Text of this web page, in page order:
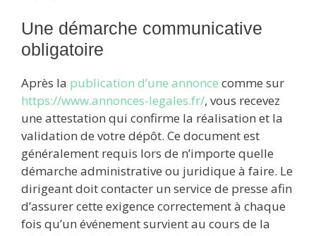
Une démarche communicative
obligatoire
Après la publication d’une annonce comme sur
https://www.annonces-legales.fr/, vous recevez
une attestation qui confirme la réalisation et la
validation de votre dépôt. Ce document est
généralement requis lors de n’importe quelle
démarche administrative ou juridique à faire. Le
dirigeant doit contacter un service de presse afin
d’assurer cette exigence correctement à chaque
fois qu’un événement survient au cours de la